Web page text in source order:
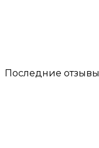
Последние отзывы